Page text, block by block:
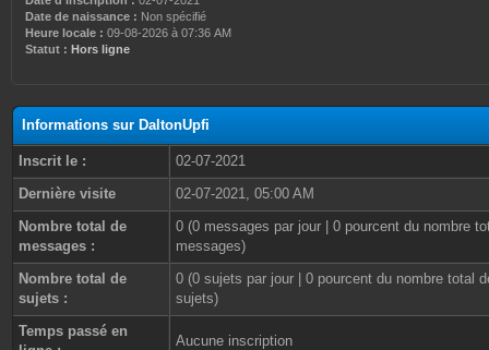
Date de naissance : Non spécifié
Heure locale : 09-08-2026 à 07:36 AM
Statut : Hors ligne
Informations sur DaltonUpfi
Inscrit le :
02-07-2021
Dernière visite
02-07-2021, 05:00 AM
Nombre total de
messages :
0 (0 messages par jour | 0 pourcent du nombre
messages)
Nombre total de
sujets :
0 (0 sujets par jour | 0 pourcent du nombre total
sujets)
Temps passé en
Aucune inscription